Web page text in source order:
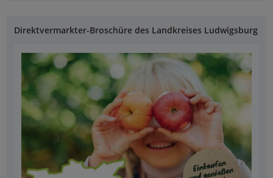
Direktvermarkter-Broschüre des Landkreises Ludwigsburg